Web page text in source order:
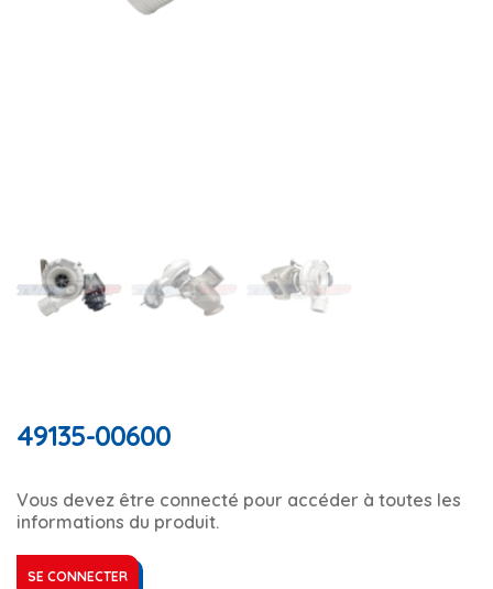
49135-00600
Vous devez être connecté pour accéder à toutes les
informations du produit.
SE CONNECTER